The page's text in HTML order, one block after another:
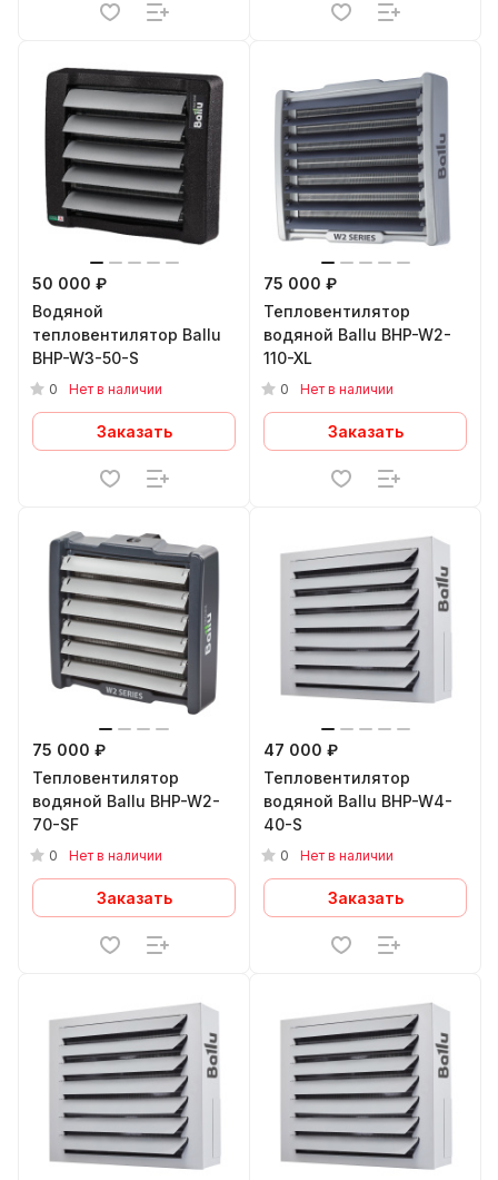
50 000 ₽
Водяной
тепловентилятор Ballu
BHP-W3-50-S
0 Нет в наличии
Заказать
75 000 ₽
Тепловентилятор
водяной Ballu BHP-W2-
110-XL
0 Нет в наличии
Заказать
75 000 ₽
Тепловентилятор
водяной Ballu BHP-W2-
70-SF
0 Нет в наличии
Заказать
47 000 ₽
Тепловентилятор
водяной Ballu BHP-W4-
40-S
0 Нет в наличии
Заказать